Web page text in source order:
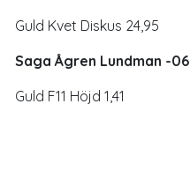
Guld Kvet Diskus 24,95
Saga Ågren Lundman -06
Guld F11 Höjd 1,41